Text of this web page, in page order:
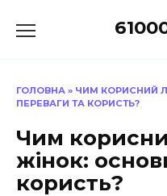
до
ГОЛОВНА » ЧИМ КОРИСНИЙ
ПЕРЕВАГИ ТА КОРИСТЬ?
Чим
жінок:
користь?